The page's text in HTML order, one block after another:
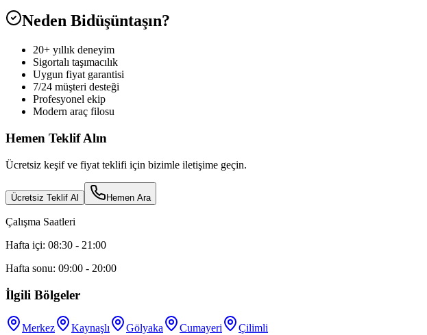
Neden Bidüşüntaşın?
20+ yıllık deneyim
Sigortalı taşımacılık
Uygun fiyat garantisi
7/24 müşteri desteği
Profesyonel ekip
Modern araç filosu
Hemen Teklif Alın
Ücretsiz keşif ve fiyat teklifi için bizimle iletişime geçin.
Ücretsiz Teklif Al Hemen Ara
Çalışma Saatleri
Hafta içi: 08:30 - 21:00
Hafta sonu: 09:00 - 20:00
İlgili Bölgeler
Merkez Kaynaşlı Gölyaka Cumayeri Çilimli